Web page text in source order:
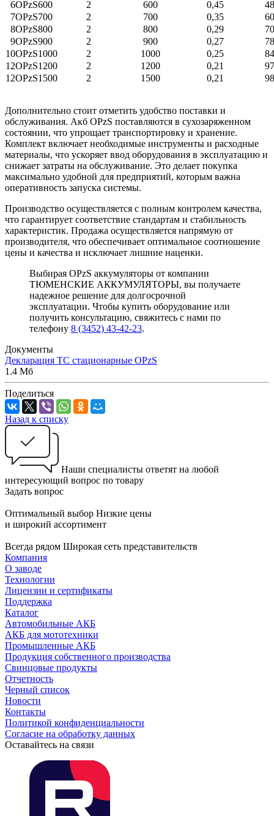
6OPzS600 2 600 0,45
7OPzS700
2 700 0,35
8OPzS800
2 800 0,29
9OPzS900
2 900 0,27
10OPzS1000
2 1000 0,25
12OPzS1200
2 1200 0,21
12OPzS1500
2 1500 0,21
Дополнительно стоит отметить удобство поставки и
обслуживания. Акб OPzS поставляются в сухозаряженном
состоянии, что упрощает транспортировку и хранение.
Комплект включает необходимые инструменты и расходные
материалы, что ускоряет ввод оборудования в эксплуатацию и
снижает затраты на обслуживание. Это делает покупка
максимально удобной для предприятий, которым важна
оперативность запуска системы.
Производство осуществляется с полным контролем качества,
что гарантирует соответствие стандартам и стабильность
характеристик. Продажа осуществляется напрямую от
производителя, что обеспечивает оптимальное соотношение
цены и качества и исключает лишние наценки.
Выбирая OPzS аккумуляторы от компании
ТЮМЕНСКИЕ АККУМУЛЯТОРЫ, вы получаете
надежное решение для долгосрочной
эксплуатации. Чтобы купить оборудование или
получить консультацию, свяжитесь с нами по
телефону 8 (3452) 43-42-23.
Документы
Декларация ТС стационарные OPzS
1.4 Мб
Поделиться
Назад к списку
Наши специалисты ответят на любой
интересующий вопрос по товару
Задать вопрос
Оптимальный выбор Низкие цены
и широкий ассортимент
Всегда рядом Широкая сеть представительств
Компания
О заводе
Технологии
Лицензии и сертификаты
Поддержка
Каталог
Автомобильные АКБ
АКБ для мототехники
Промышленные АКБ
Продукция собственного производства
Свинцовые продукты
Отчетность
Черный список
Новости
Контакты
Политикой конфиденциальности
Согласие на обработку данных
Оставайтесь на связи